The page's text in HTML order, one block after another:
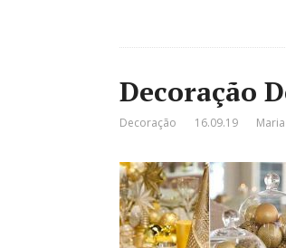
Decoração
Decoração 16.09.19